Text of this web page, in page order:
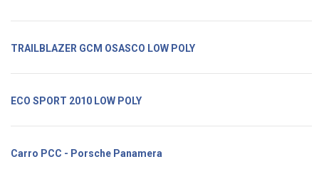
TRAILBLAZER GCM OSASCO LOW POLY
ECO SPORT 2010 LOW POLY
Carro PCC - Porsche Panamera